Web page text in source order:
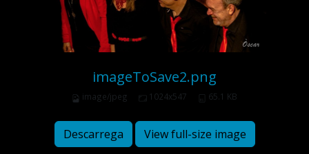
imageToSave2.png
image/jpeg 1024x547 65.1 KB
Descarrega View full-size image